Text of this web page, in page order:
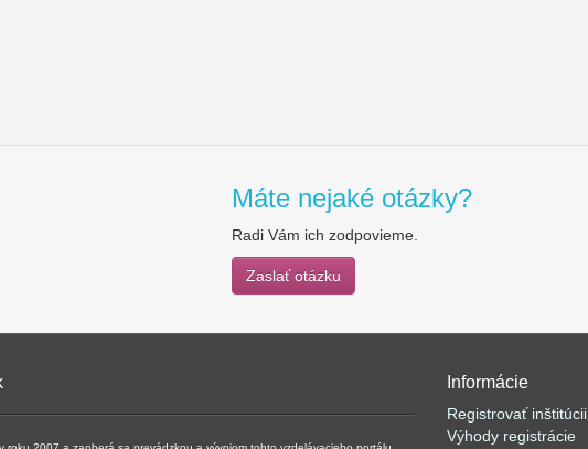
Máte nejaké otázky?
Radi Vám ich zodpovieme.
Zaslať otázku
Informácie
Registrovať inštitúcii
Výhody registrácie